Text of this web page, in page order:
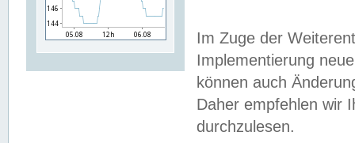
Im Zuge der
Implementierung
können auch
Daher empfehlen wir
durchzulesen.